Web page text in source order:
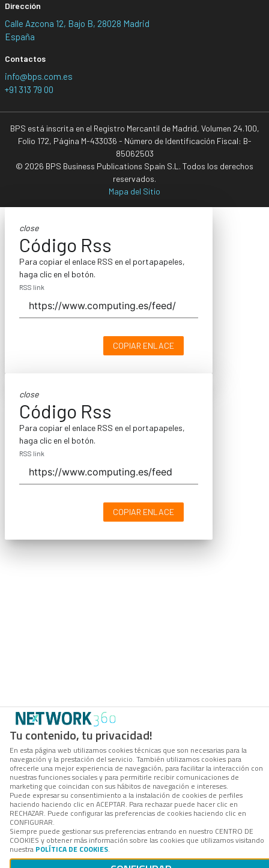
Tu contenido, tu privacidad!
En esta página web utilizamos cookies técnicas que son necesarias para la
navegación y la prestación del servicio. También utilizamos cookies para
ofrecerle una mejor experiencia de navegación, para facilitar la interacción con
nuestras funciones sociales y para permitirle recibir comunicaciones de
marketing que coincidan con sus hábitos de navegación e intereses.
Puede expresar su consentimiento a la instalación de cookies de perfiles
haciendo haciendo clic en ACEPTAR. Para rechazar puede hacer clic en
RECHAZAR. Puede configurar las preferencias de cookies haciendo clic en
CONFIGURAR.
Siempre puede gestionar sus preferencias entrando en nuestro CENTRO DE
COOKIES y obtener más información sobre las cookies que utilizamos visitando
nuestra POLÍTICA DE COOKIES.
Dirección
Calle Azcona 12, Bajo B, 28028 Madrid
España
Contactos
info@bps.com.es
+91 313 79 00
BPS está inscrita en el Registro Mercantil de Madrid, Volumen 24.100,
Folio 172, Página M-433036 - Número de Identificación Fiscal: B-
85062503
© 2026 BPS Business Publications Spain S.L. Todos los derechos
reservados.
Mapa del Sitio
close
Código Rss
Para copiar el enlace RSS en el portapapeles,
haga clic en el botón.
RSS link
COPIAR ENLACE
close
Código Rss
Para copiar el enlace RSS en el portapapeles,
haga clic en el botón.
RSS link
COPIAR ENLACE